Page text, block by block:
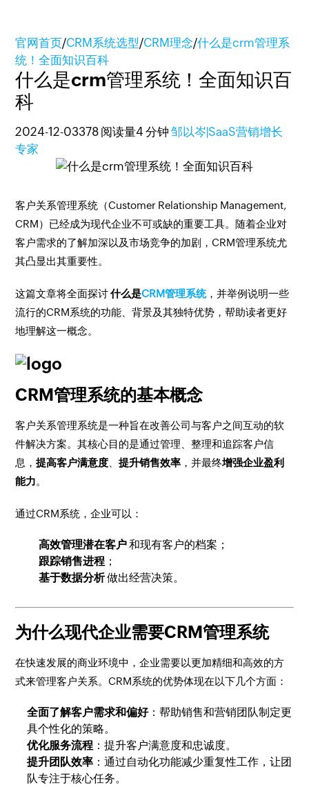
官网首页/CRM系统选型/CRM理念/什么是crm管理系
统！全面知识百科
什么是crm管理系统！全面知识百
科
2024-12-03378 阅读量4 分钟 邹以岑|SaaS营销增长
专家
客户关系管理系统（Customer Relationship Management,
CRM）已经成为现代企业不可或缺的重要工具。随着企业对
客户需求的了解加深以及市场竞争的加剧，CRM管理系统尤
其凸显出其重要性。
这篇文章将全面探讨什么是CRM管理系统，并举例说明一些
流行的CRM系统的功能、背景及其独特优势，帮助读者更好
地理解这一概念。
CRM管理系统的基本概念
客户关系管理系统是一种旨在改善公司与客户之间互动的软
件解决方案。其核心目的是通过管理、整理和追踪客户信
息，提高客户满意度 、提升销售效率 ，并最终增强企业盈利
能力。
通过CRM系统，企业可以：
高效管理潜在客户和现有客户的档案；
跟踪销售进程 ；
基于数据分析做出经营决策。
为什么现代企业需要CRM管理系统
在快速发展的商业环境中，企业需要以更加精细和高效的方
式来管理客户关系。CRM系统的优势体现在以下几个方面：
全面了解客户需求和偏好：帮助销售和营销团队制定更
具个性化的策略。
优化服务流程 ：提升客户满意度和忠诚度。
提升团队效率 ：通过自动化功能减少重复性工作，让团
队专注于核心任务。